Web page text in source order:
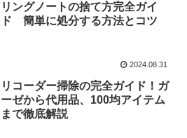
リングノートの捨て方完全ガイ
ド 簡単に処分する方法とコツ
2024.08.31
リコーダー掃除の完全ガイド！ガ
ーゼから代用品、100均アイテム
まで徹底解説